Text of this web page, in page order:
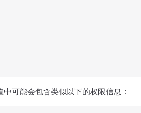
可能会包含类似以下的权限信息：